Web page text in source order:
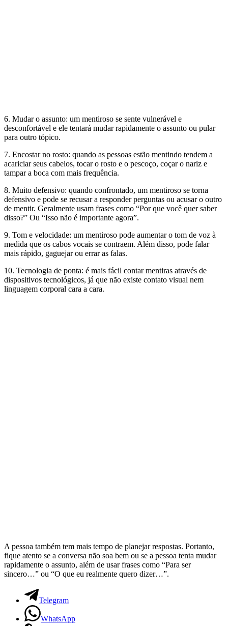
6. Mudar o assunto: um mentiroso se sente vulnerável e
desconfortável e ele tentará mudar rapidamente o assunto ou pular
para outro tópico.
7. Encostar no rosto: quando as pessoas estão mentindo tendem a
acariciar seus cabelos, tocar o rosto e o pescoço, coçar o nariz e
tampar a boca com mais frequência.
8. Muito defensivo: quando confrontado, um mentiroso se torna
defensivo e pode se recusar a responder perguntas ou acusar o outro
de mentir. Geralmente usam frases como “Por que você quer saber
disso?” Ou “Isso não é importante agora”.
9. Tom e velocidade: um mentiroso pode aumentar o tom de voz à
medida que os cabos vocais se contraem. Além disso, pode falar
mais rápido, gaguejar ou errar as falas.
10. Tecnologia de ponta: é mais fácil contar mentiras através de
dispositivos tecnológicos, já que não existe contato visual nem
linguagem corporal cara a cara.
A pessoa também tem mais tempo de planejar respostas. Portanto,
fique atento se a conversa não soa bem ou se a pessoa tenta mudar
rapidamente o assunto, além de usar frases como “Para ser
sincero…” ou “O que eu realmente quero dizer…”.
Telegram
WhatsApp